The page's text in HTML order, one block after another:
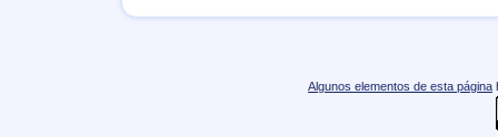
Algunos elementos de esta página